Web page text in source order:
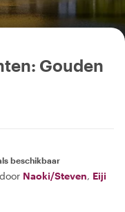
Gouden
beschikbaar
Naoki/Steven, Eiji